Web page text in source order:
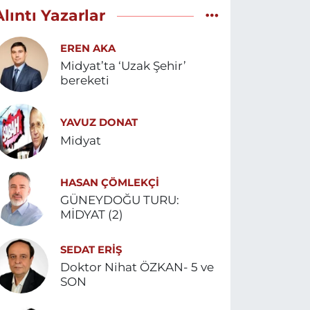
Yazarlar
EREN AKA
Midyat’ta ‘Uzak Şehir’
bereketi
YAVUZ DONAT
Midyat
HASAN ÇÖMLEKÇİ
GÜNEYDOĞU TURU:
MİDYAT (2)
SEDAT ERİŞ
Doktor Nihat ÖZKAN- 5 ve
SON